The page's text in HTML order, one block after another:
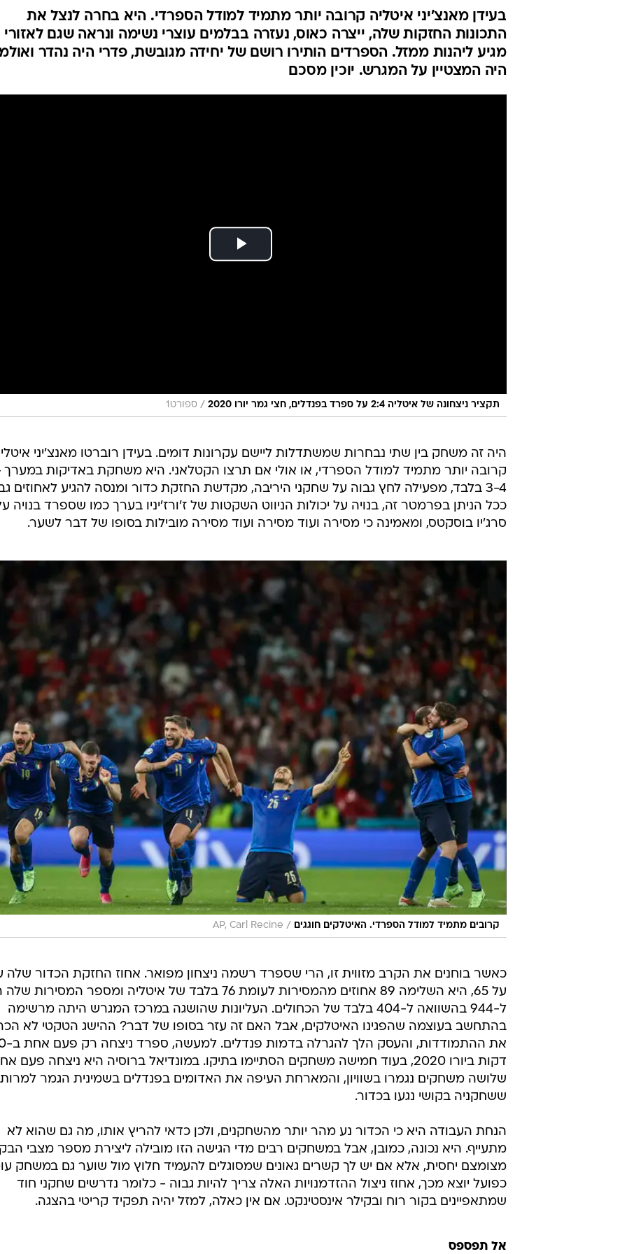
בעידן מאנצ'יני איטליה קרובה יותר מתמיד למודל הספרדי. היא בחרה לנצל את
התכונות החזקות שלה, ייצרה כאוס, נעזרה בבלמים עוצרי נשימה ונראה שגם לאזורי
מגיע ליהנות ממזל. הספרדים הותירו רושם של יחידה מגובשת, פדרי היה נהדר
היה המצטיין על המגרש. יוכין מסכם
תקציר ניצחונה של איטליה 2:4 על ספרד בפנדלים, חצי גמר יורו 2020 / ספורט1
היה זה משחק בין שתי נבחרות שמשתדלות ליישם עקרונות דומים. בעידן רוברטו מאנצ'יני
3-4 בלבד, מפעילה לחץ גבוה על שחקני היריבה, מקדשת החזקת כדור ומנסה להגיע לאחוזים
ככל הניתן בפרמטר זה, בנויה על יכולות הניווט השקטות של ז'ורז'יניו בערך כמו שספרד בנויה
סרג'יו בוסקטס, ומאמינה כי מסירה ועוד מסירה ועוד מסירה מובילות בסופו של דבר לשער.
קרובים מתמיד למודל הספרדי. האיטלקים חוגגים /
AP, Carl Recine
כאשר בוחנים את הקרב מזווית זו, הרי שספרד רשמה ניצחון מפואר. אחוז החזקת הכדור שלה
על 65, היא השלימה 89 אחוזים מהמסירות לעומת 76 בלבד של איטליה ומספר המסירות
ל-944 בהשוואה ל-404 בלבד של הכחולים. העליונות שהושגה במרכז המגרש היתה מרשימה
בהתחשב בעוצמה שהפגינו האיטלקים, אבל האם זה עזר בסופו של דבר? ההישג הטקטי לא
את ההתמודדות, והעסק
דקות ביורו 2020, בעוד חמישה משחקים הסתיימו בתיקו. במונדיאל ברוסיה היא ניצחה פעם
שלושה משחקים נגמרו בשוויון, והמארחת העיפה את האדומים בפנדלים בשמינית הגמר למרות
ששחקניה בקושי נגעו בכדור.
הנחת העבודה היא כי הכדור נע מהר יותר מהשחקנים, ולכן כדאי להריץ אותו, מה גם שהוא לא
מתעייף. היא נכונה, כמובן, אבל במשחקים רבים מדי הגישה הזו מובילה ליצירת מספר מצבי
מצומצם יחסית, אלא אם יש לך קשרים גאונים שמסוגלים להעמיד חלוץ מול שוער גם במשחק
כפועל יוצא מכך, אחוז ניצול ההזדמנויות האלה צריך להיות גבוה - כלומר נדרשים שחקני חוד
שמתאפיינים בקור רוח ובקילר אינסטינקט. אם אין כאלה, למזל יהיה תפקיד קריטי בהצגה.
אל תפספס